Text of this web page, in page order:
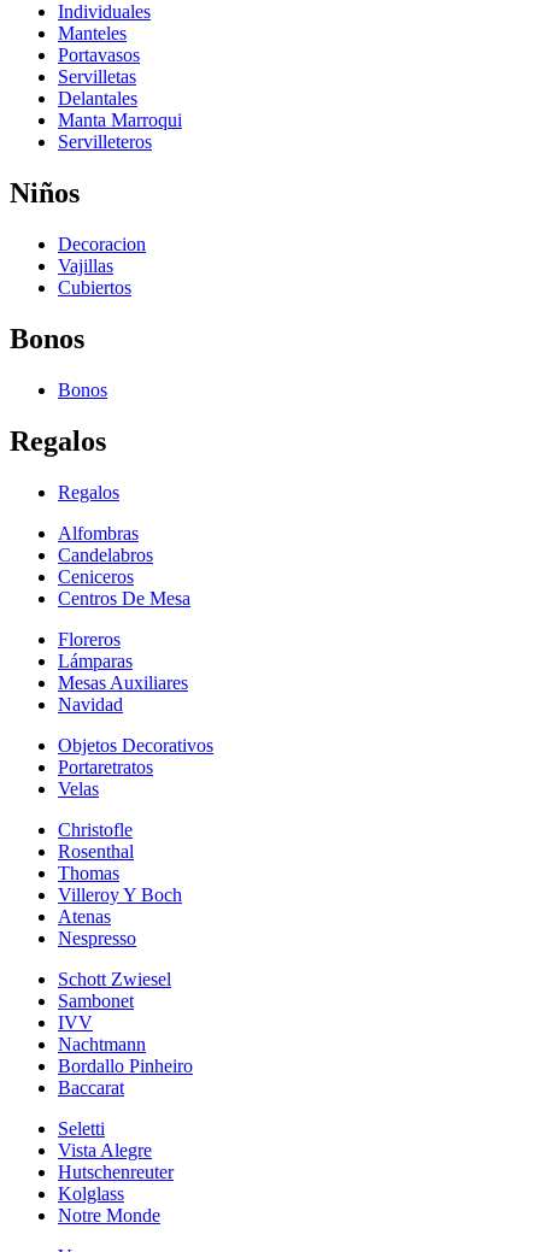
Individuales
Manteles
Portavasos
Servilletas
Delantales
Manta Marroqui
Servilleteros
Niños
Decoracion
Vajillas
Cubiertos
Bonos
Bonos
Regalos
Regalos
Alfombras
Candelabros
Ceniceros
Centros De Mesa
Floreros
Lámparas
Mesas Auxiliares
Navidad
Objetos Decorativos
Portaretratos
Velas
Christofle
Rosenthal
Thomas
Villeroy Y Boch
Atenas
Nespresso
Schott Zwiesel
Sambonet
IVV
Nachtmann
Bordallo Pinheiro
Baccarat
Seletti
Vista Alegre
Hutschenreuter
Kolglass
Notre Monde